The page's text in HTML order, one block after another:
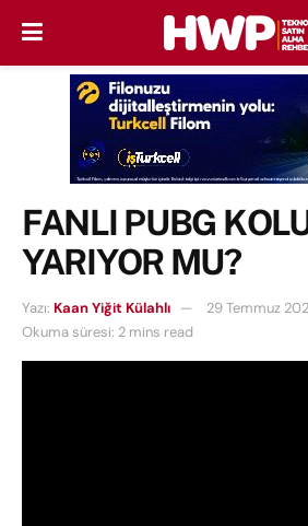
FANLI PUBG
YARIYOR MU?
Yazı: Kaan Yiğit Külahlı
29 Temmuz
Okuma süresi: 2 mins read